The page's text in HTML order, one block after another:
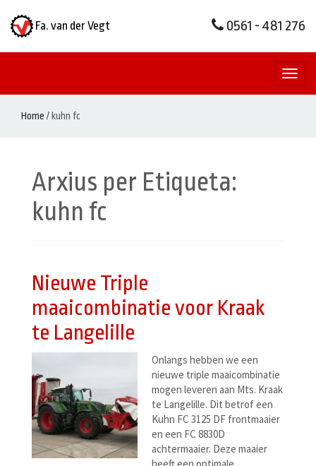
Fa. van der Vegt 0561 - 481 276
Home /kuhn fc
Arxius per Etiqueta:
kuhn fc
Nieuwe Triple
maaicombinatie voor Kraak
te Langelille
Onlangs hebben we een
nieuwe triple maaicombinatie
mogen leveren aan Mts. Kraak
te Langelille. Dit betrof een
Kuhn FC 3125 DF frontmaaier
en een FC 8830D
achtermaaier. Deze maaier